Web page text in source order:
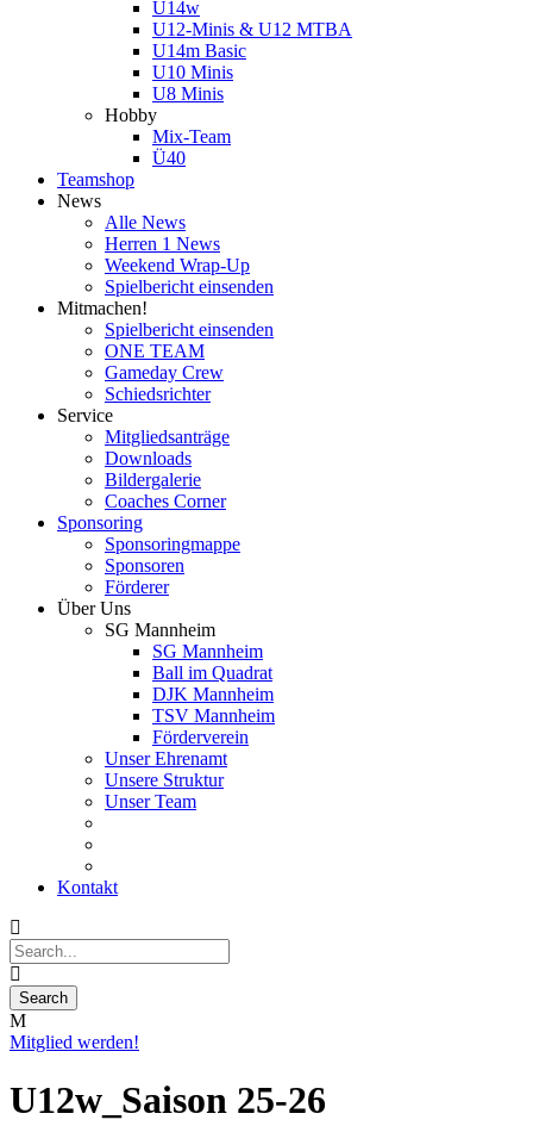
U14w
U12-Minis & U12 MTBA
U14m Basic
U10 Minis
U8 Minis
Hobby
Mix-Team
Ü40
Teamshop
News
Alle News
Herren 1 News
Weekend Wrap-Up
Spielbericht einsenden
Mitmachen!
Spielbericht einsenden
ONE TEAM
Gameday Crew
Schiedsrichter
Service
Mitgliedsanträge
Downloads
Bildergalerie
Coaches Corner
Sponsoring
Sponsoringmappe
Sponsoren
Förderer
Über Uns
SG Mannheim
SG Mannheim
Ball im Quadrat
DJK Mannheim
TSV Mannheim
Förderverein
Unser Ehrenamt
Unsere Struktur
Unser Team
Kontakt
Mitglied werden!
U12w_Saison 25-26